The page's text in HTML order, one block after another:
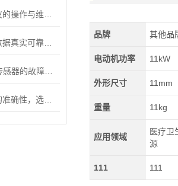
品牌 其他品
电动机功率 11kW
外形尺寸 11mm
重量 11kg
应用领域
医疗卫
源
111 111